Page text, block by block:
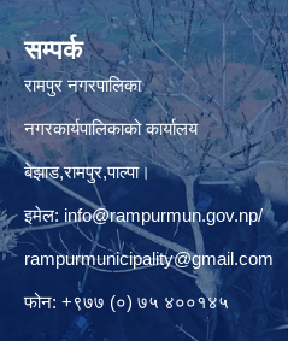
सम्पर्क
रामपुर नगरपालिका
नगरकार्यपालिकाको कार्यालय
बेझाड,रामपुर,पाल्पा।
इमेल: info@rampurmun.gov.np/
rampurmunicipality@gmail.com
फोन: +९७७ (०) ७५ ४००१४५